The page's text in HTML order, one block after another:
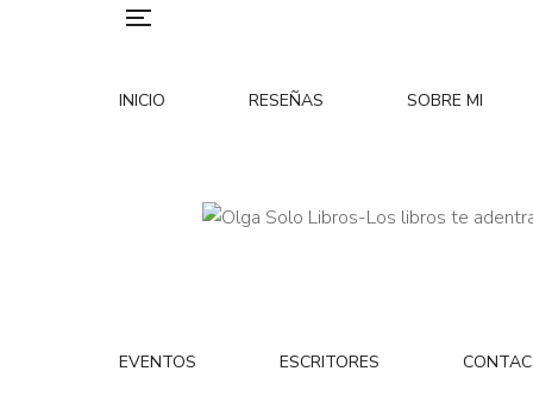
INICIO RESEÑAS SOBRE MI
EVENTOS ESCRITORES